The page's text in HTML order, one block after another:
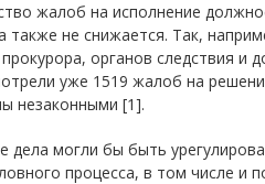
жалоб на исполнение
не снижается. Так,
органов следствия и
уже 1519 жалоб на
незаконными [1].
дела могли бы быть
процесса, в том числе и